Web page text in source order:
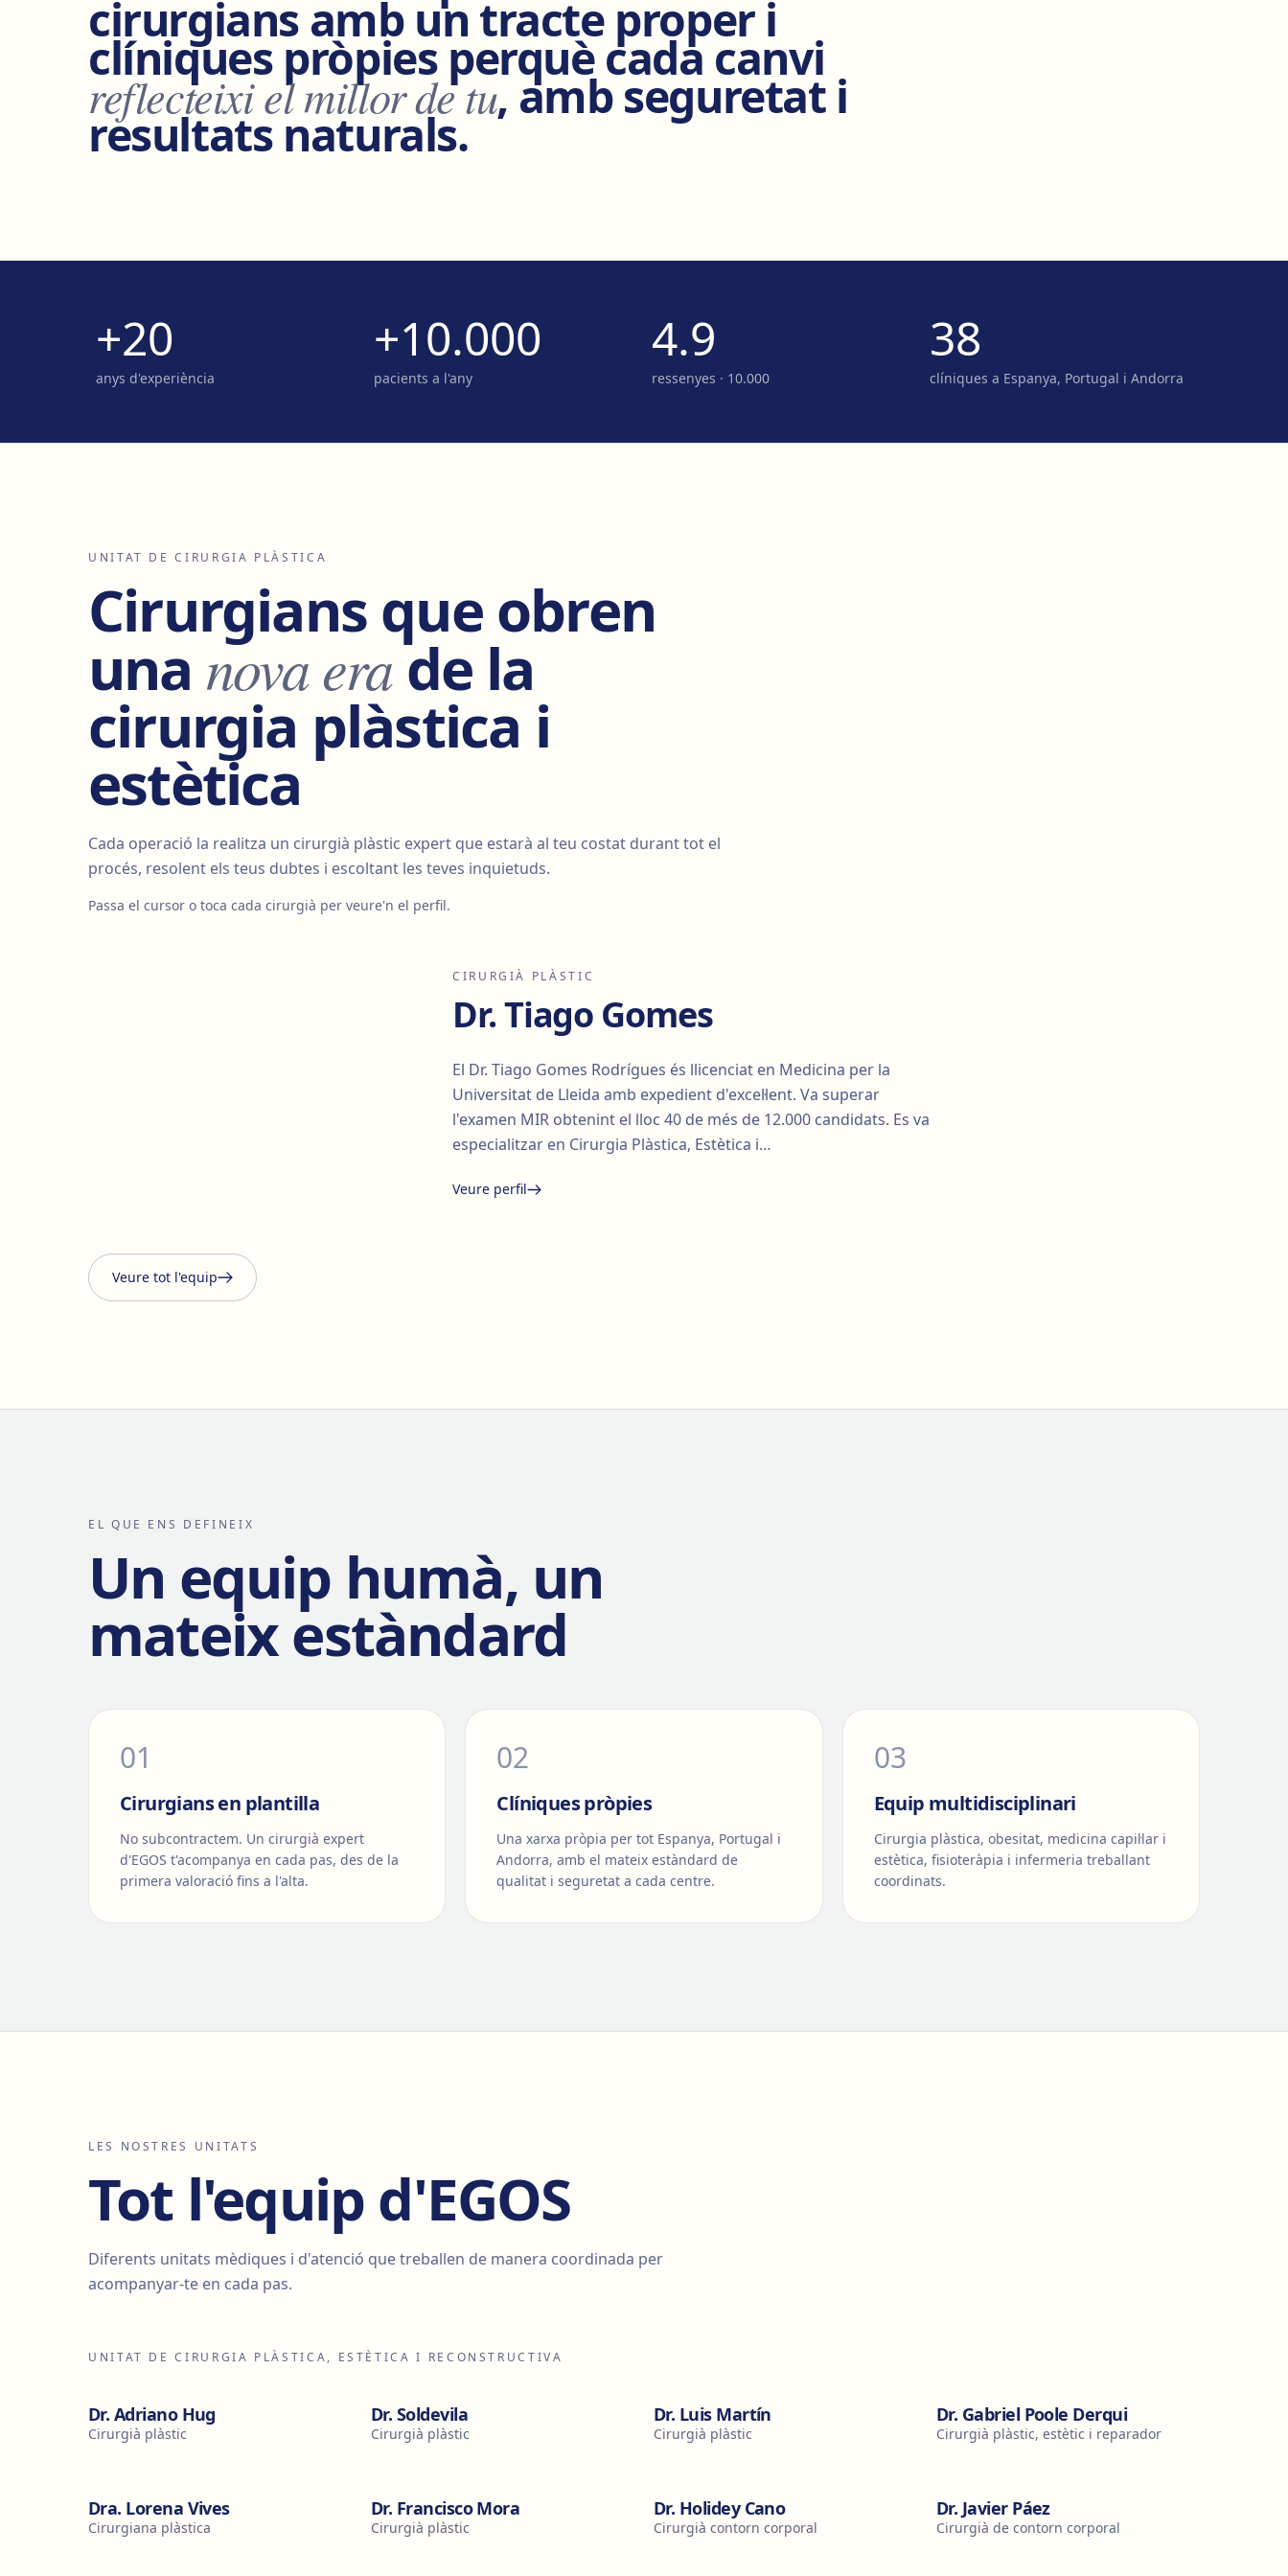
cirurgians amb un tracte proper i
clíniques pròpies perquè cada canvi
reflecteixi el millor de tu, amb seguretat i
resultats naturals.
+20
anys d'experiència
+10.000
pacients a l'any
4.9
ressenyes · 10.000
38
clíniques a Espanya, Portugal i Andorra
UNITAT DE CIRURGIA PLÀSTICA
Cirurgians que obren
una nova erade la
cirurgia plàstica i
estètica
Cada operació la realitza un cirurgià plàstic expert que estarà al teu costat durant tot el
procés, resolent els teus dubtes i escoltant les teves inquietuds.
Passa el cursor o toca cada cirurgià per veure'n el perfil.
CIRURGIÀ PLÀSTIC
Dr. Tiago Gomes
El Dr. Tiago Gomes Rodrígues és llicenciat en Medicina per la
Universitat de Lleida amb expedient d'excel·lent. Va superar
l'examen MIR obtenint el lloc 40 de més de 12.000 candidats. Es va
especialitzar en Cirurgia Plàstica, Estètica i…
Veure perfil
Veure tot l'equip
EL QUE ENS DEFINEIX
Un equip humà, un
mateix estàndard
01
Cirurgians en plantilla
No subcontractem. Un cirurgià expert
d'EGOS t'acompanya en cada pas, des de la
primera valoració fins a l'alta.
02
Clíniques pròpies
Una xarxa pròpia per tot Espanya, Portugal i
Andorra, amb el mateix estàndard de
qualitat i seguretat a cada centre.
03
Equip multidisciplinari
Cirurgia plàstica, obesitat, medicina capil·lar i
estètica, fisioteràpia i infermeria treballant
coordinats.
LES NOSTRES UNITATS
Tot l'equip d'EGOS
Diferents unitats mèdiques i d'atenció que treballen de manera coordinada per
acompanyar-te en cada pas.
UNITAT DE CIRURGIA PLÀSTICA, ESTÈTICA I RECONSTRUCTIVA
Dr. Adriano Hug
Cirurgià plàstic
Dr. Soldevila
Cirurgià plàstic
Dr. Luis Martín
Cirurgià plàstic
Dr. Gabriel Poole Derqui
Cirurgià plàstic, estètic i reparador
Dra. Lorena Vives
Cirurgiana plàstica
Dr. Francisco Mora
Cirurgià plàstic
Dr. Holidey Cano
Cirurgià contorn corporal
Dr. Javier Páez
Cirurgià de contorn corporal